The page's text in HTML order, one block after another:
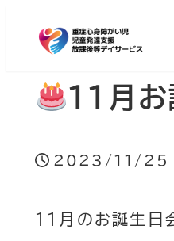
11月お
2023/11/25
11月のお誕生日